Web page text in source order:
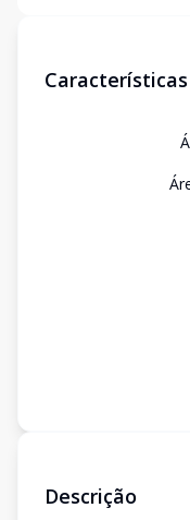
Características
Descrição